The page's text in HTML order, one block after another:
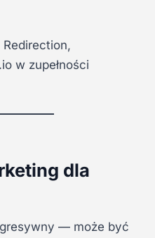
w zupełności
dla
— może być